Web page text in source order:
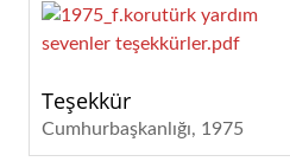
Teşekkür
Cumhurbaşkanlığı 1975